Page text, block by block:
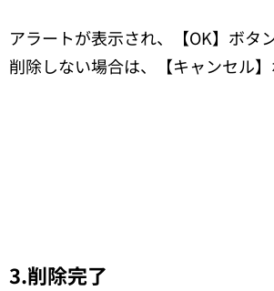
アラートが表示され、【OK】ボタ
削除しない場合は、【キャンセル
3.削除完了